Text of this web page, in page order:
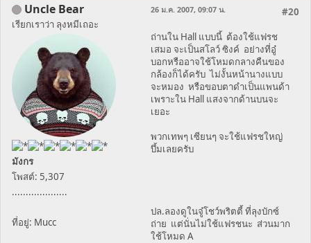
Uncle Bear
เรียกเราว่า ลุงหมีเถอะ
มังกร
โพสต์: 5,307
....................
ที่อยู่: Mucc
#20
26 ม.ค. 2007, 09:07 น.
ถ่านใน Hall แบบนี้ ต้องใช้แฟรช
เสมอ จะเป็นสโลว์ ซิงค์ อย่างที่อู๋
บอกหรืออาจใช้โหมดกลางคืนของ
กล้องก็ได้ครับ ไม่งั้นหน้านางแบบ
จะหมอง หรือขอบตาดำเป็นแพนด้า
เพราะใน Hall แสงจากด้านบนจะ
เยอะ
พวกเทพๆ เซียนๆ จะใช้แฟรชใหญ่
บึ้มเลยครับ
ปล.ลองดูในจู๋โชว์พริตตี้ ที่ลุงบักซ์
ถ่าย แต่นั่นไม่ใช้แฟรชนะ ส่วนมาก
ใช้โหมด A